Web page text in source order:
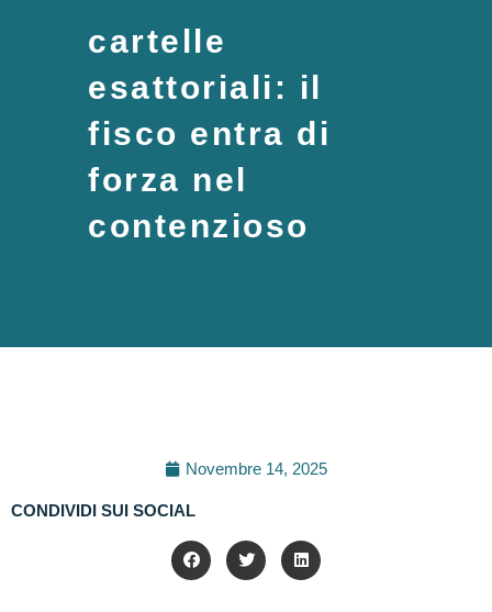
cartelle
esattoriali: il
fisco entra di
forza nel
contenzioso
Novembre 14, 2025
CONDIVIDI SUI SOCIAL